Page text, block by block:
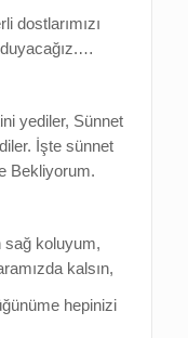
dostlarımızı
yediler, Sünnet
İşte sünnet
Bekliyorum.
kalsın,
hepinizi